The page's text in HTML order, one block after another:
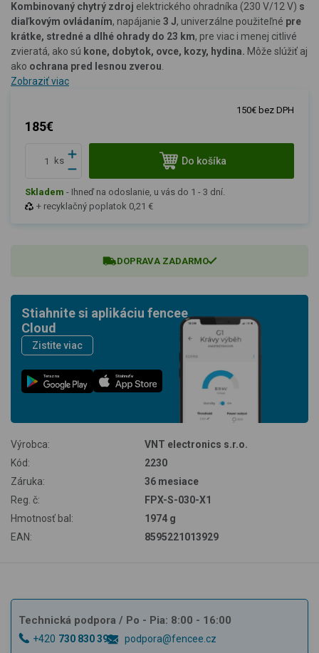
Kombinovaný chytrý zdroj elektrického ohradníka (230 V/12 V) s
diaľkovým ovládaním, napájanie 3 J, univerzálne použiteľné pre
krátke, stredné a dlhé ohrady do 23 km, pre viac i menej citlivé
zvieratá, ako sú kone, dobytok, ovce, kozy, hydina. Môže slúžiť aj
ako ochrana pred lesnou zverou
Zobraziť viac
185€
150€ bez DPH
ks Do košíka
+ recyklačný poplatok 0,21 €
Skladem - Ihneď na odoslanie, u vás do 1 - 3 dní.
DOPRAVA ZADARMO
Stiahnite si aplikáciu fencee
Cloud
Zistite viac
Teraz na Stiahnuť v
Výrobca:
VNT electronics s.r.o.
Kód:
2230
Záruka:
36 mesiace
Reg. č:
FPX-S-030-X1
Hmotnosť bal:
1974 g
EAN:
8595221013929
Technická podpora / Po - Pia: 8:00 - 16:00
+420 730 830 393 podpora@fencee.cz